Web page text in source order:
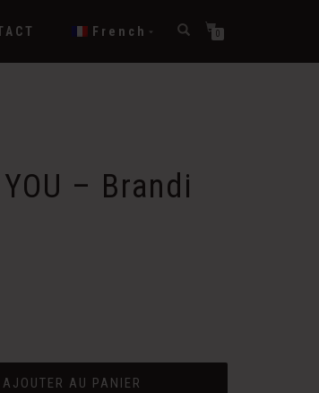
French 0
– Brandi
AJOUTER AU PANIER